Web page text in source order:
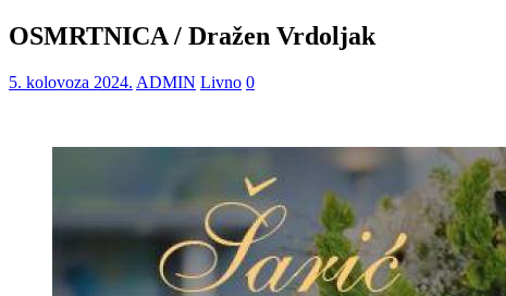
OSMRTNICA / Dražen Vrdoljak
5. kolovoza 2024. ADMIN Livno 0